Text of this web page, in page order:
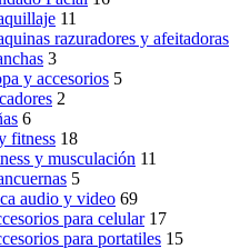
11
razuradores y afeitadoras
3
y accesorios 5
2
6
fitness 18
y musculación 11
5
audio y video 69
para celular 17
para portatiles 15